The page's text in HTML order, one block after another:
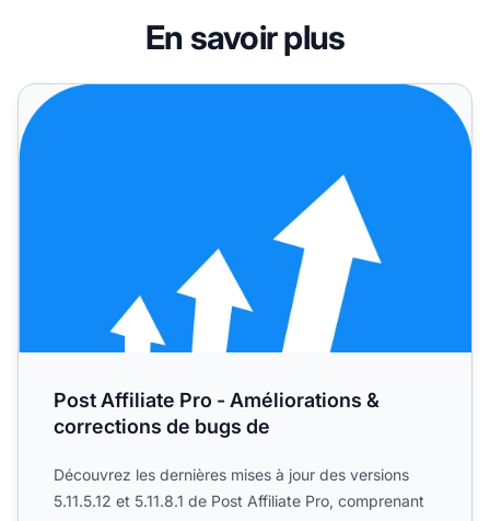
En savoir plus
Post Affiliate Pro - Améliorations & corrections de bugs de
Post Affiliate Pro - Améliorations &
corrections de bugs de
Découvrez les dernières mises à jour des versions
5.11.5.12 et 5.11.8.1 de Post Affiliate Pro, comprenant